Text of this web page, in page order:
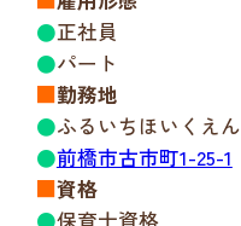
●正社員
●パート
■勤務地
●ふるいちほいくえん
●前橋市古市町1-25-1
■資格
●保育士資格